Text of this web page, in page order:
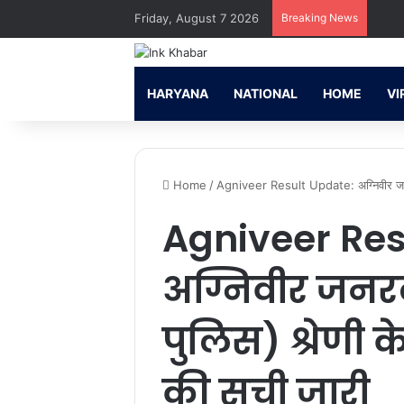
Friday, August 7 2026 Breaking News
HARYANA NATIONAL HOME
Home / Agniveer Result Update: अग्निवीर
Agniveer
अग्निवीर
पुलिस) श्रेणी
की सूची जारी